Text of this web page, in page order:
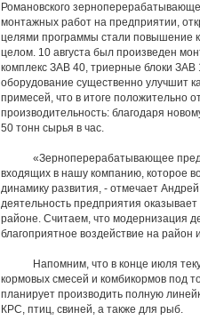
Романовского
монтажных работ на предприятии,
целями программы стали повышение
целом. 10 августа был произведен
комплекс ЗАВ 40, триерные блоки
оборудование существенно улучшит
примесей, что в итоге положительно
производительность: благодаря
50 тонн сырья в час.
«Зерноперерабатывающее
входящих в нашу компанию, которое
динамику развития, - отмечает
деятельность предприятия
районе. Считаем, что модернизация
благоприятное воздействие на район
Напомним, что в конце июля
кормовых смесей и комбикормов под
планирует производить полную
КРС, птиц, свиней, а также для рыб.